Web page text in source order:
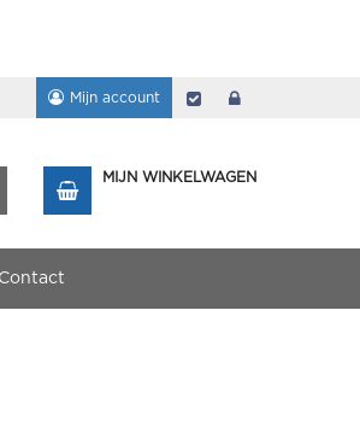
Mijn account Afrekenen
MIJN WINKELWAGEN
Contact